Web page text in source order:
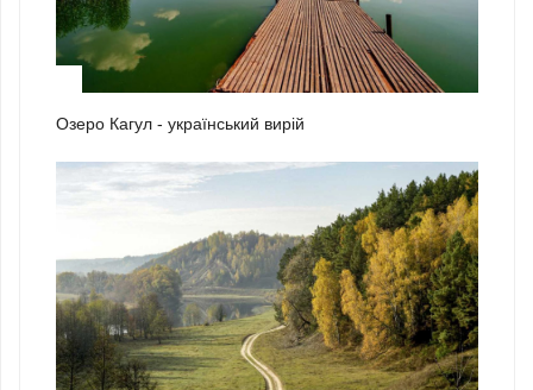
Озеро Кагул - український вирій